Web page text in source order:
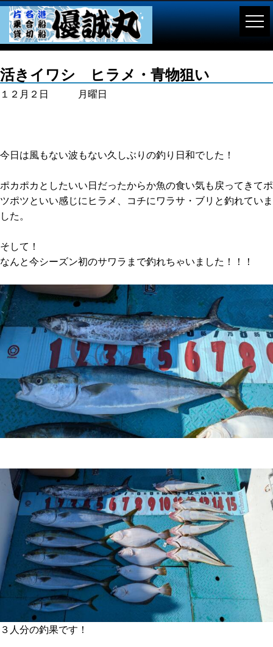
活きイワシ ヒラメ・青物狙い
１２月２日 月曜日
今日は風もない波もない久しぶりの釣り日和でした！
ポカポカとしたいい日だったからか魚の食い気も戻ってきてポ
ツポツといい感じにヒラメ、コチにワラサ・ブリと釣れていま
した。
そして！
なんと今シーズン初のサワラまで釣れちゃいました！！！
３人分の釣果です！